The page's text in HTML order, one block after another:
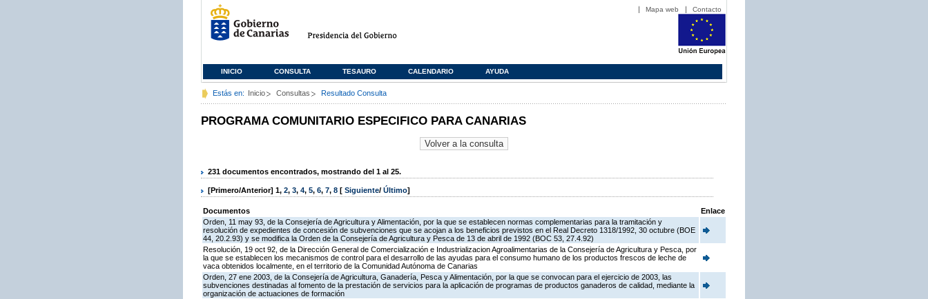
Mapa web Contacto
INICIO CONSULTA TESAURO CALENDARIO AYUDA
Estás en: Inicio Consultas Resultado Consulta
PROGRAMA COMUNITARIO ESPECIFICO PARA CANARIAS
231 documentos encontrados, mostrando del 1 al 25.
[Primero/Anterior] 1, 2, 3, 4, 5, 6, 7, 8 [ Siguiente/ Último]
Documentos
Enlace
Orden, 11 may 93, de la Consejería de Agricultura y Alimentación, por la que se establecen normas complementarias para la tramitación y
resolución de expedientes de concesión de subvenciones que se acojan a los beneficios previstos en el Real Decreto 1318/1992, 30 octubre (BOE
44, 20.2.93) y se modifica la Orden de la Consejería de Agricultura y Pesca de 13 de abril de 1992 (BOC 53, 27.4.92)
Resolución, 19 oct 92, de la Dirección General de Comercialización e Industrializacion Agroalimentarias de la Consejería de Agricultura y Pesca, por
la que se establecen los mecanismos de control para el desarrollo de las ayudas para el consumo humano de los productos frescos de leche de
vaca obtenidos localmente, en el territorio de la Comunidad Autónoma de Canarias
Orden, 27 ene 2003, de la Consejería de Agricultura, Ganadería, Pesca y Alimentación, por la que se convocan para el ejercicio de 2003, las
subvenciones destinadas al fomento de la prestación de servicios para la aplicación de programas de productos ganaderos de calidad, mediante la
organización de actuaciones de formación